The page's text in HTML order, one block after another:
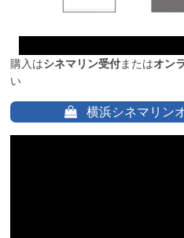
購入はシネマリン受付またはオン
い
横浜シネマリン